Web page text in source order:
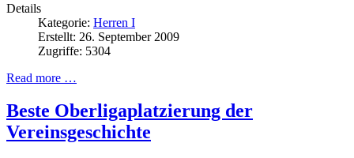
Details
Kategorie: Herren I
Erstellt: 26. September 2009
Zugriffe: 5304
Read more …
Beste Oberligaplatzierung der
Vereinsgeschichte